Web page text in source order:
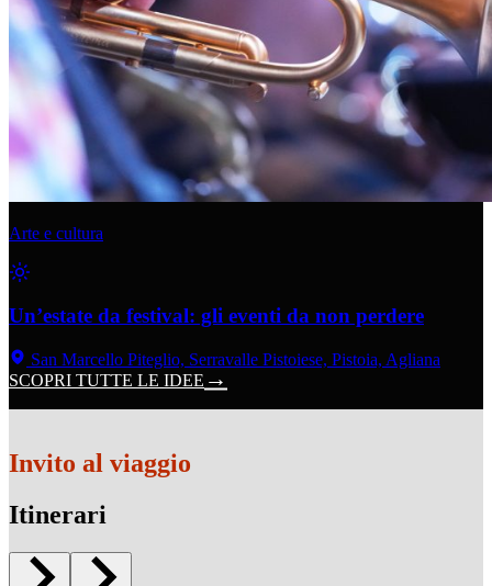
Arte e cultura
Un’estate da festival: gli eventi da non perdere
San Marcello Piteglio, Serravalle Pistoiese, Pistoia, Agliana
SCOPRI TUTTE LE IDEE
Invito al viaggio
Itinerari